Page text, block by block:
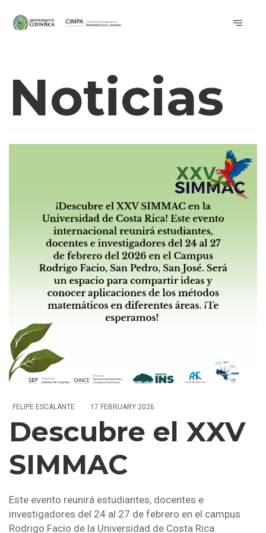
Noticias
FELIPE ESCALANTE 17 FEBRUARY 2026
Descubre el XXV
SIMMAC
Este evento reunirá estudiantes, docentes e
investigadores del 24 al 27 de febrero en el campus
Rodrigo Facio de la Universidad de Costa Rica